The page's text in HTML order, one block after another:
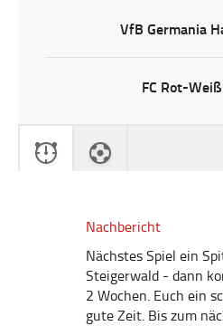
VfB Germania
FC Rot-
Nachbericht
Nächstes Spiel ein
Steigerwald - dann
2 Wochen. Euch ein
gute Zeit. Bis zum